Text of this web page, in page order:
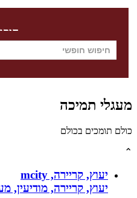
חיפוש
תמיכה
בכולם
יעוץ, קריירה, mcity
יעוץ, קריירה, מודיעין,